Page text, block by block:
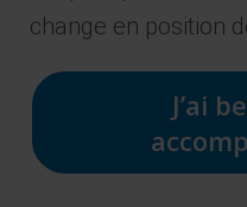
change en position
J’ai